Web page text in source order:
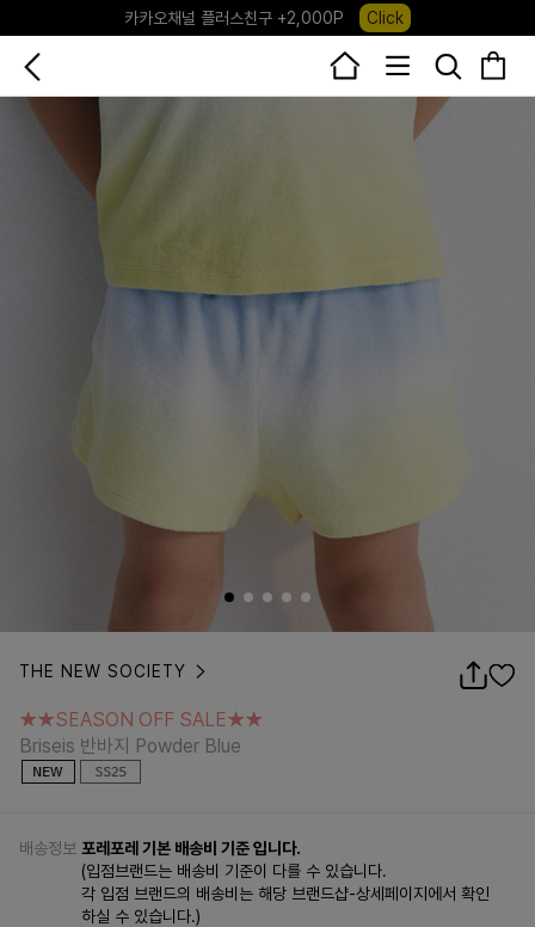
카카오채널 플러스친구 +2,000P
Click
포레포레 앱 다운로드 +3,000P
Down
THE NEW SOCIETY
Briseis 반바지 Powder Blue
★★SEASON OFF SALE★★
Briseis 반바지 Powder Blue
배송정보 포레포레 기본 배송비 기준 입니다.
(입점브랜드는 배송비 기준이 다를 수 있습니다.
각 입점 브랜드의 배송비는 해당 브랜드샵-상세페이지에서 확인
하실 수 있습니다.)